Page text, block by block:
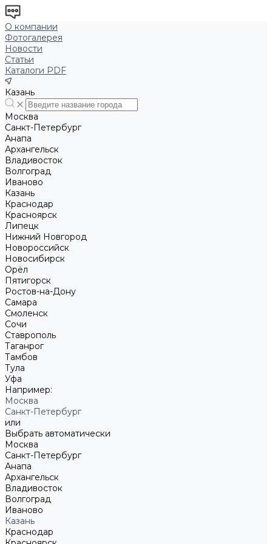
О компании
Фотогалерея
Новости
Статьи
Каталоги PDF
Казань
Москва
Санкт-Петербург
Анапа
Архангельск
Владивосток
Волгоград
Иваново
Казань
Краснодар
Красноярск
Липецк
Нижний Новгород
Новороссийск
Новосибирск
Орёл
Пятигорск
Ростов-на-Дону
Самара
Смоленск
Сочи
Ставрополь
Таганрог
Тамбов
Тула
Уфа
Например:
Москва
Санкт-Петербург
или
Выбрать автоматически
Москва
Санкт-Петербург
Анапа
Архангельск
Владивосток
Волгоград
Иваново
Казань
Краснодар